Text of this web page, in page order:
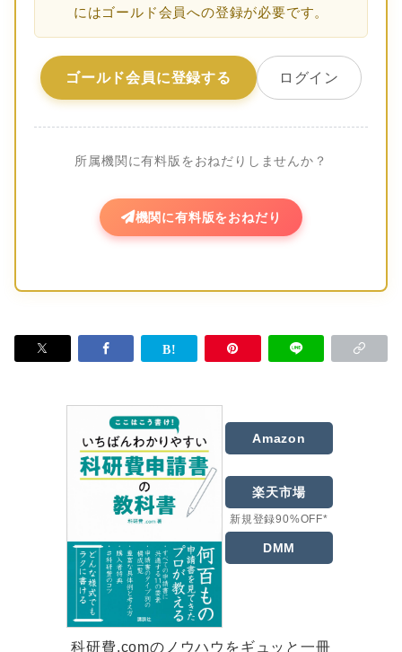
にはゴールド会員への登録が必要です。
ゴールド会員に登録する ログイン
所属機関に有料版をおねだりしませんか？
機関に有料版をおねだり
Amazon
楽天市場
新規登録90%OFF*
DMM
科研費.comのノウハウをギュッと一冊